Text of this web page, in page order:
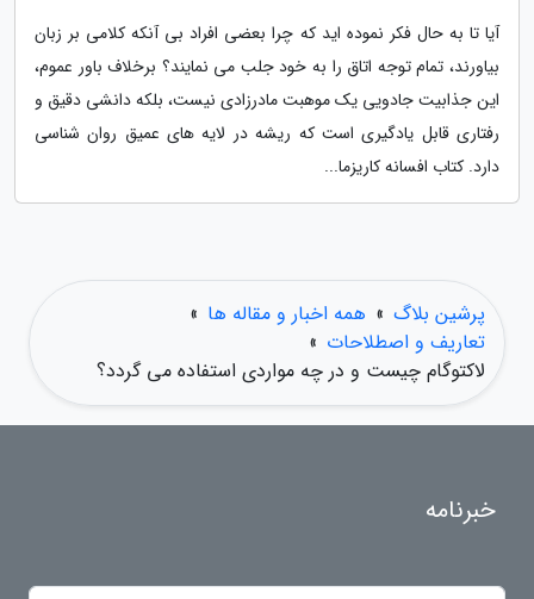
آیا تا به حال فکر نموده اید که چرا بعضی افراد بی آنکه کلامی بر زبان
بیاورند، تمام توجه اتاق را به خود جلب می نمایند؟ برخلاف باور عموم،
این جذابیت جادویی یک موهبت مادرزادی نیست، بلکه دانشی دقیق و
رفتاری قابل یادگیری است که ریشه در لایه های عمیق روان شناسی
دارد. کتاب افسانه کاریزما...
پرشین بلاگ » همه اخبار و مقاله ها »
تعاریف و اصطلاحات »
لاکتوگام چیست و در چه مواردی استفاده می گردد؟
خبرنامه